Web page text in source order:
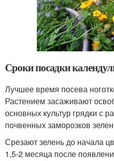
Сроки посадки
Лучшее время посева
Растением засаживают
основных культур грядки с
почвенных заморозков
Срезают зелень до начала
1,5-2 месяца после